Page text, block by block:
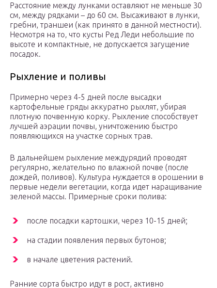
Расстояние между лунками оставляют не меньше 30
см, между рядками – до 60 см. Высаживают в лунки,
гребни, траншеи (как принято в данной местности).
Несмотря на то, что кусты Ред Леди небольшие по
высоте и компактные, не допускается загущение
посадок.
Рыхление и поливы
Примерно через 4-5 дней после высадки
картофельные гряды аккуратно рыхлят, убирая
плотную почвенную корку. Рыхление способствует
лучшей аэрации почвы, уничтожению быстро
появляющихся на участке сорных трав.
В дальнейшем рыхление междурядий проводят
регулярно, желательно по влажной почве (после
дождей, поливов). Культура нуждается в орошении в
первые недели вегетации, когда идет наращивание
зеленой массы. Примерные сроки полива:
после посадки картошки, через 10-15 дней;
на стадии появления первых бутонов;
в начале цветения растений.
Ранние сорта быстро идут в рост, активно